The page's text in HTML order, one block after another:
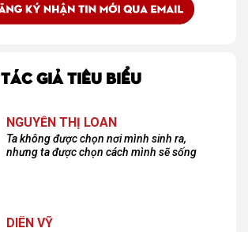
TÁC GIẢ TIÊU BIỂU
NGUYỄN THỊ LOAN
Ta không được chọn nơi mình sinh ra,
nhưng ta được chọn cách mình sẽ sống
DIÊN VỸ